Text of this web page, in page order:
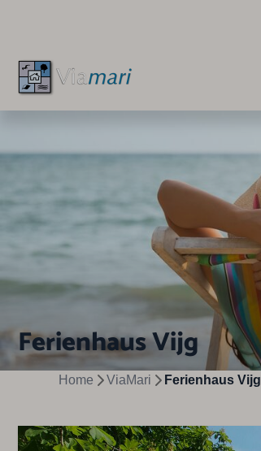
Ferienhaus Vijg
Home ViaMari Ferienhaus Vijg